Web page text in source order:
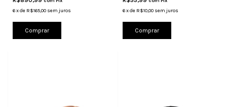
6xde R$165,00 sem juros
Comprar
6 xde R$10,00 sem juros
Comprar